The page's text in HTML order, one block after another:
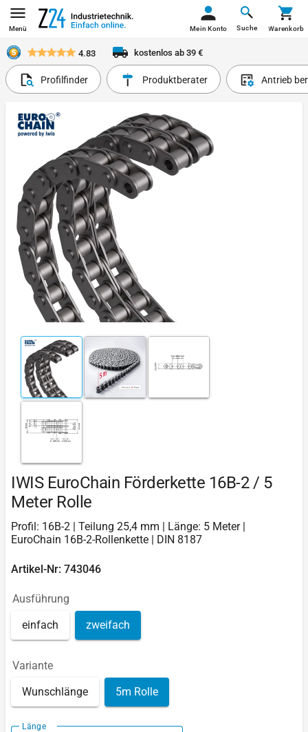
Menü Suche
Mein Konto Warenkorb
4.83 kostenlos ab 39 €
Profilfinder Produktberater Antrieb
IWIS EuroChain Förderkette 16B-2 / 5
Meter Rolle
Profil: 16B-2 | Teilung 25,4 mm | Länge: 5 Meter |
EuroChain 16B-2-Rollenkette | DIN 8187
Artikel-Nr: 743046
Ausführung
einfach zweifach
Variante
Wunschlänge 5m Rolle
Länge